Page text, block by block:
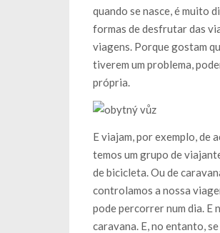
quando se nasce, é muito
formas de desfrutar das
viagens. Porque gostam
tiverem um problema,
própria.
E viajam, por exemplo, de
temos um grupo de
de bicicleta. Ou de
controlamos a nossa
pode percorrer num dia. E
caravana. E, no entanto,